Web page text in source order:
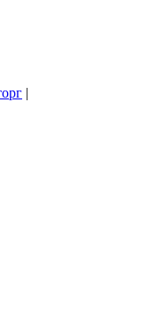
|